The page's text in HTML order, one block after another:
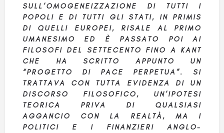
SULL’OMOGENEIZZAZIONE DI TUTTI I
POPOLI E DI TUTTI GLI STATI, IN PRIMIS
DI QUELLI EUROPEI, RISALE AL PRIMO
UMANESIMO ED È PASSATO POI AI
FILOSOFI DEL SETTECENTO FINO A KANT
CHE HA SCRITTO APPUNTO UN
“PROGETTO DI PACE PERPETUA”. SI
TRATTAVA CON TUTTA EVIDENZA DI UN
DISCORSO FILOSOFICO, UN’IPOTESI
TEORICA PRIVA DI QUALSIASI
AGGANCIO CON LA REALTÀ, MA I
POLITICI E I FINANZIERI ANGLO-